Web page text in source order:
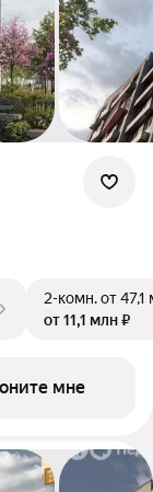
2-комн.от 47,1
от 11,1 млн ₽
мне